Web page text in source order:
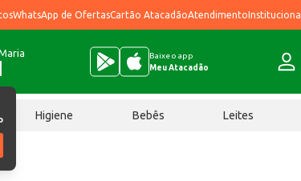
WhatsApp de OfertasCartão AtacadãoAtendimentoInstitucional
Baixe o app
Meu Atacadão
Higiene Bebês Leites